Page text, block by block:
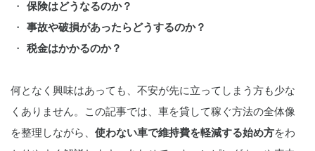
保険はどうなるのか？
事故や破損があったらどうするのか？
税金はかかるのか？
何となく興味はあっても、不安が先に立ってしまう方も少な
くありません。この記事では、車を貸して稼ぐ方法の全体像
を整理しながら、 使わない車で維持費を軽減する始め方をわ